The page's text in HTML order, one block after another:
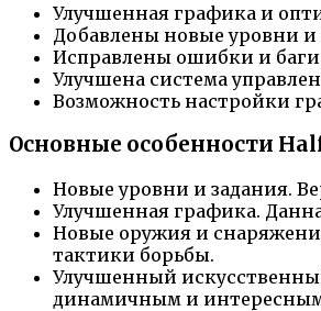
Улучшенная графика и
Добавлены новые уровни и
Исправлены ошибки и баги
Улучшена система
Возможность настройки
Основные особенности
Новые уровни и задания.
Улучшенная графика.
Новые оружия и
тактики борьбы.
Улучшенный
динамичным и